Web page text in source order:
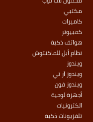
مكتبي
كاميرات
كمبيوتر
هواتف ذكية
نظام أبل للماكنتوش
ويندوز
ويندوز آر تي
ويندوز فون
أجهزة لوحية
الكترونيات
تلفزيونات ذكية